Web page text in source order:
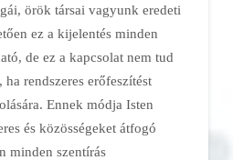
örök társai vagyunk eredeti
ez a kijelentés minden
de ez a kapcsolat nem tud
rendszeres erőfeszítést
Ennek módja Isten
és közösségeket átfogó
minden szentírás